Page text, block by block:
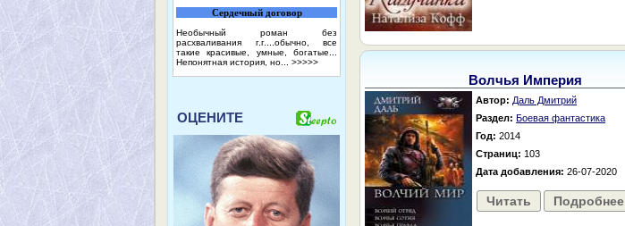
Сердечный договор
Необычный роман без
расхваливания г.г....обычно, все
такие красивые, умные, богатые...
Непонятная история, но... >>>>>
ОЦЕНИТЕ
Волчья Империя
Автор: Даль Дмитрий
Раздел: Боевая фантастика
Год: 2014
Страниц: 103
Дата добавления: 26-07-2020
Читать Подробнее